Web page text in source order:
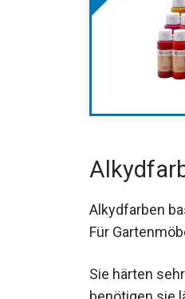
Alkydfarben
Für
Sie härten